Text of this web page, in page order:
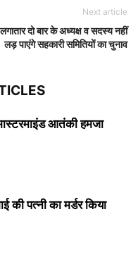
Next article
लगातार दो बार के अध्यक्ष व सदस्य नहीं
लड़ पाएंगे सहकारी समितियों का चुनाव
आतंकी हमजा
की पत्नी का मर्डर किया